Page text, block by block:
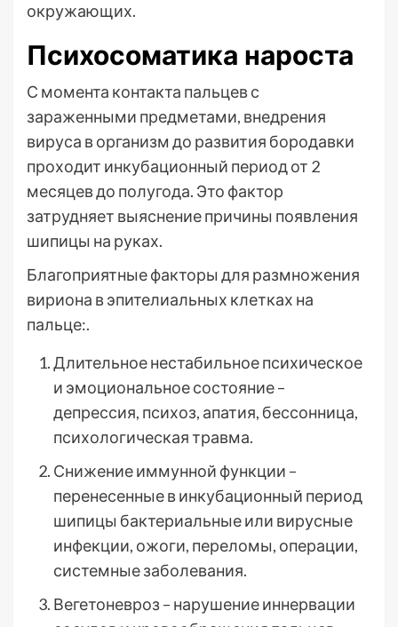
окружающих.
Психосоматика нароста
С момента контакта пальцев с
зараженными предметами, внедрения
вируса в организм до развития бородавки
проходит инкубационный период от 2
месяцев до полугода. Это фактор
затрудняет выяснение причины появления
шипицы на руках.
Благоприятные факторы для размножения
вириона в эпителиальных клетках на
пальце:.
Длительное нестабильное психическое
и эмоциональное состояние –
депрессия, психоз, апатия, бессонница,
психологическая травма.
Снижение иммунной функции –
перенесенные в инкубационный период
шипицы бактериальные или вирусные
инфекции, ожоги, переломы, операции,
системные заболевания.
Вегетоневроз – нарушение иннервации